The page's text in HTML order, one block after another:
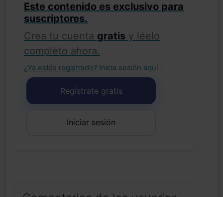
Este contenido es exclusivo para
suscriptores.
Crea tu cuenta gratis y léelo
completo ahora.
¿Ya estás registrado? Inicia sesión aquí .
Regístrate gratis
Iniciar sesión